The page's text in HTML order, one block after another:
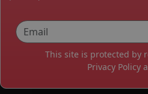
This site is protected by
Privacy Policy